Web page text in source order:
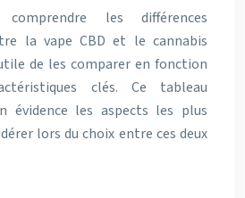
les différences
la vape CBD et le cannabis
de les comparer en fonction
clés. Ce tableau
évidence les aspects les plus
lors du choix entre ces deux